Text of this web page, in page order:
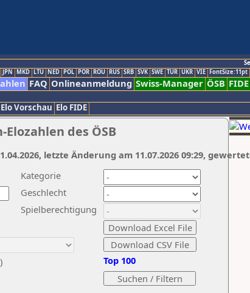
JPN MKD LTU NED POL POR ROU RUS SRB SVK SWE TUR UKR VIE FontSize:11pt
FAQ Onlineanmeldung Swiss-Manager ÖSB FIDE
Elo Vorschau Elo FIDE
des ÖSB
Kategorie
Geschlecht
Spielberechtigung
Top 100
letzte Änderung am 11.07.2026 09:29,